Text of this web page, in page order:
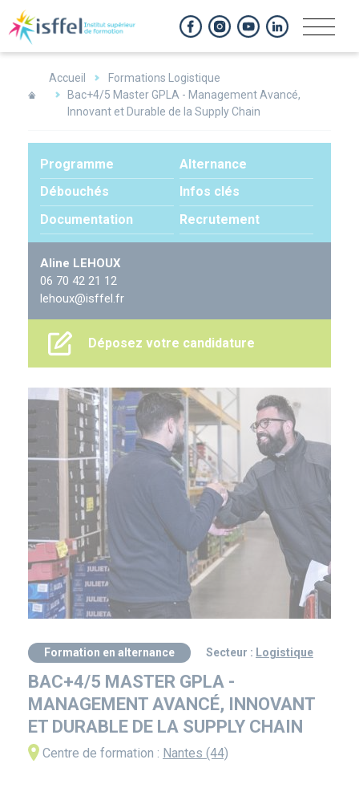
Accueil
Formations Logistique
Bac+4/5 Master GPLA - Management Avancé,
Innovant et Durable de la Supply Chain
Programme
Alternance
Débouchés
Infos clés
Documentation
Recrutement
Contact
privilégié
Aline LEHOUX
06 70 42 21 12
lehoux@isffel.fr
Déposez votre candidature
Formation en alternance Secteur : Logistique
BAC+4/5 MASTER GPLA -
MANAGEMENT AVANCÉ, INNOVANT
ET DURABLE DE LA SUPPLY CHAIN
Centre de formation : Nantes (44)
Panneau de gestion des cookies